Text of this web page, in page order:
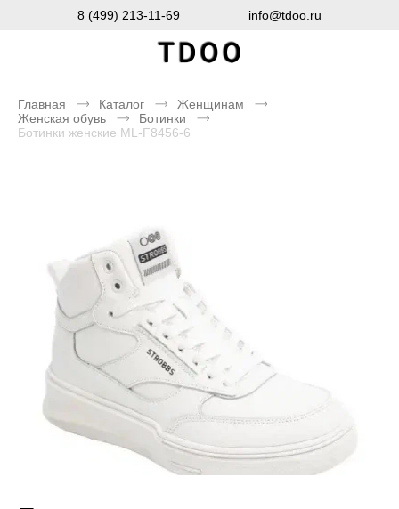
8 (499) 213-11-69 info@tdoo.ru
Главная Каталог
Женщинам
Женская обувь
Ботинки
Ботинки женские ML-F8456-6